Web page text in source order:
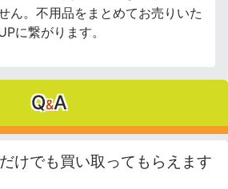
ん。不用品をまとめてお売りいた
に繋がります。
Q&A
けでも買い取ってもらえます